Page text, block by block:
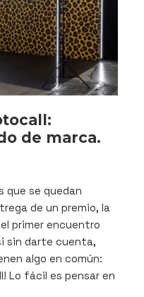
de marca.
que se quedan
de un premio, la
primer encuentro
sin darte cuenta,
algo en común:
Lo fácil es pensar en